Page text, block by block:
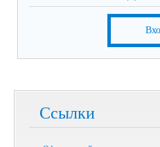
Ссылки